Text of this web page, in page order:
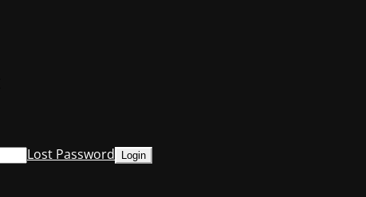
Lost Password